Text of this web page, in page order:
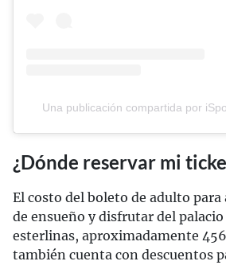
Una publicación compartida por
¿Dónde reservar mi
El costo del boleto de adulto para
de ensueño y disfrutar del palacio
esterlinas, aproximadamente
también cuenta con descuentos